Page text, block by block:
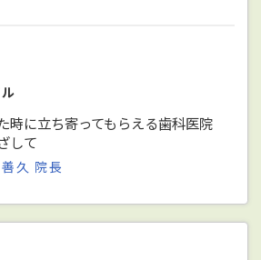
時に立ち寄ってもらえる歯科医院
して
久 院長